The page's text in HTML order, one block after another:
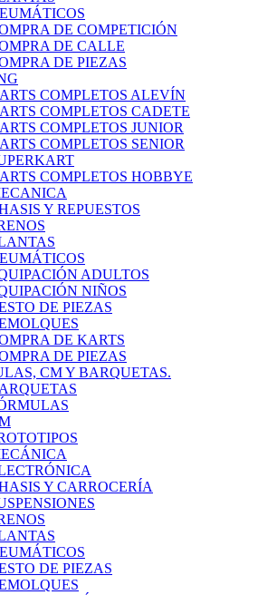
DE COMPETICIÓN
DE CALLE
DE PIEZAS
COMPLETOS ALEVÍN
COMPLETOS CADETE
COMPLETOS JUNIOR
COMPLETOS SENIOR
COMPLETOS HOBBYE
Y REPUESTOS
ADULTOS
NIÑOS
DE PIEZAS
DE KARTS
DE PIEZAS
CM Y BARQUETAS.
Y CARROCERÍA
DE PIEZAS